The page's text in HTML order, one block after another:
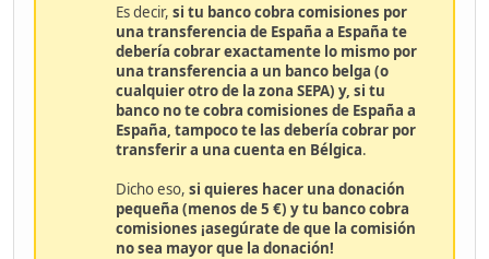
Es decir,si tu banco cobra comisiones por
una transferencia de España a España te
debería cobrar exactamente lo mismo por
una transferencia a un banco belga (o
cualquier otro de la zona SEPA) y, si tu
banco no te cobra comisiones de España a
España, tampoco te las debería cobrar por
transferir a una cuenta en Bélgica.
Dicho eso,si quieres hacer una donación
pequeña (menos de 5 €) y tu banco cobra
comisiones ¡asegúrate de que la comisión
no sea mayor que la donación!